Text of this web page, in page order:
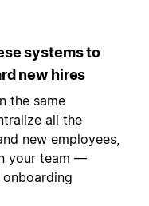
systems to
new hires
the same
all the
new employees,
your team —